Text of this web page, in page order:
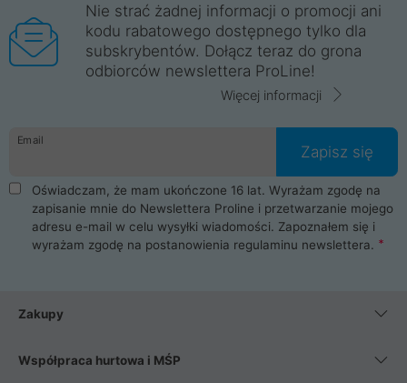
Nie strać żadnej informacji o promocji ani
kodu rabatowego dostępnego tylko dla
subskrybentów. Dołącz teraz do grona
odbiorców newslettera ProLine!
Więcej informacji
Email
Zapisz się
Oświadczam, że mam ukończone 16 lat. Wyrażam zgodę na
zapisanie mnie do Newslettera Proline i przetwarzanie mojego
adresu e-mail w celu wysyłki wiadomości. Zapoznałem się i
wyrażam zgodę na postanowienia regulaminu newslettera.
Zakupy
Współpraca hurtowa i MŚP